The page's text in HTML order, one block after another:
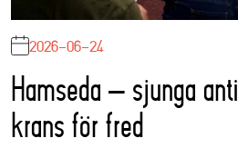
2026-06-24
Hamseda – sjunga
krans för fred